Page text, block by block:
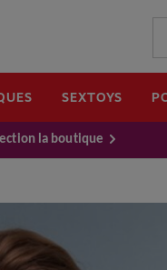
SEXTOYS
la boutique